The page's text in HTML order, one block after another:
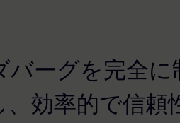
バーグを完全
効率的で信頼